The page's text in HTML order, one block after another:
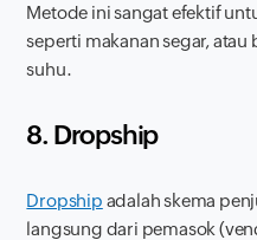
Metode ini sangat efektif
seperti makanan segar,
suhu.
8. Dropship
Dropship adalah skema
langsung dari pemasok